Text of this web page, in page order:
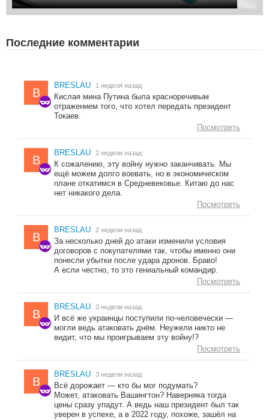
Последние комментарии
B
BRESLAU 1 неделя назад
Кислая мина Путина была красноречивым
отражением того, что хотел передать президент
Токаев.
Посмотреть
B
BRESLAU 2 недели назад
К сожалению, эту войну нужно заканчивать. Мы
ещё можем долго воевать, но в экономическом
плане откатимся в Средневековье. Китаю до нас
нет никакого дела.
Посмотреть
B
BRESLAU 2 недели назад
За несколько дней до атаки изменили условия
договоров с покупателями так, чтобы именно они
понесли убытки после удара дронов. Браво!
А если честно, то это гениальный командир.
Посмотреть
B
BRESLAU 3 недели назад
И всё же украинцы поступили по-человечески —
могли ведь атаковать днём. Неужели никто не
видит, что мы проигрываем эту войну!?
Посмотреть
B
BRESLAU 3 недели назад
Всё дорожает — кто бы мог подумать?
Может, атаковать Вашингтон? Наверняка тогда
цены сразу упадут. А ведь наш президент был так
уверен в успехе, а в 2022 году, похоже, зашёл на